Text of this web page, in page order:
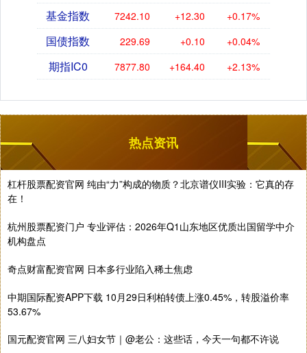
基金指数 7242.10 +12.30 +0.17%
国债指数 229.69 +0.10 +0.04%
期指IC0 7877.80 +164.40 +2.13%
热点资讯
杠杆股票配资官网 纯由“力”构成的物质？北京谱仪III实验：它真的存
在！
杭州股票配资门户 专业评估：2026年Q1山东地区优质出国留学中介
机构盘点
奇点财富配资官网 日本多行业陷入稀土焦虑
中期国际配资APP下载 10月29日利柏转债上涨0.45%，转股溢价率
53.67%
国元配资官网 三八妇女节｜@老公：这些话，今天一句都不许说